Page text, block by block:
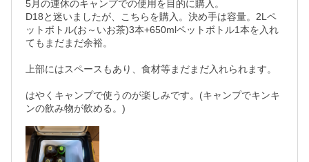
5月の連休のキャンプでの使用を目的に購入。
D18と迷いましたが、こちらを購入。決め手は容量。2Lペ
ットボトル(お～いお茶)3本+650mlペットボトル1本を入れ
てもまだまだ余裕。
上部にはスペースもあり、食材等まだまだ入れられます。
はやくキャンプで使うのが楽しみです。(キャンプでキンキ
ンの飲み物が飲める。)